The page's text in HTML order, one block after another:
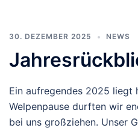
30. DEZEMBER 2025 NEWS
Ein aufregendes 2025 liegt
Welpenpause durften wir
bei uns großziehen. Unser